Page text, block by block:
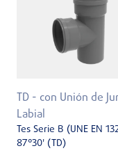
TD - con Unión de
Labial
Tes Serie B (UNE EN
87°30' (TD)